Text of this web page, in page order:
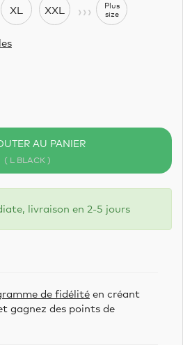
XL XXL ›››
Plus
size
AU PANIER
( L BLACK )
livraison en 2-5 jours
de fidélité en créant
gagnez des points de